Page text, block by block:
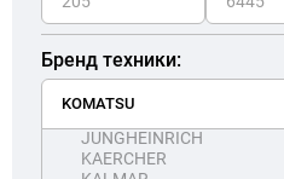
Бренд техники: